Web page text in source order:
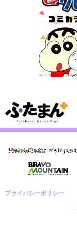
プライバシーポリシー